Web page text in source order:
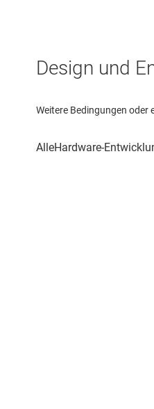
Design und
Weitere Bedingungen oder